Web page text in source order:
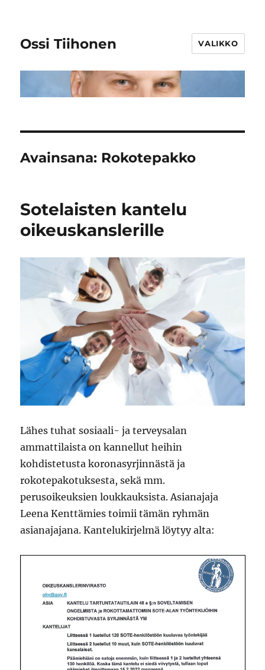
Ossi Tiihonen VALIKKO
Avainsana: Rokotepakko
Sotelaisten kantelu
oikeuskanslerille
Lähes tuhat sosiaali- ja terveysalan
ammattilaista on kannellut heihin
kohdistetusta koronasyrjinnästä ja
rokotepakotuksesta, sekä mm.
perusoikeuksien loukkauksista. Asianajaja
Leena Kenttämies toimii tämän ryhmän
asianajajana. Kantelukirjelmä löytyy alta: